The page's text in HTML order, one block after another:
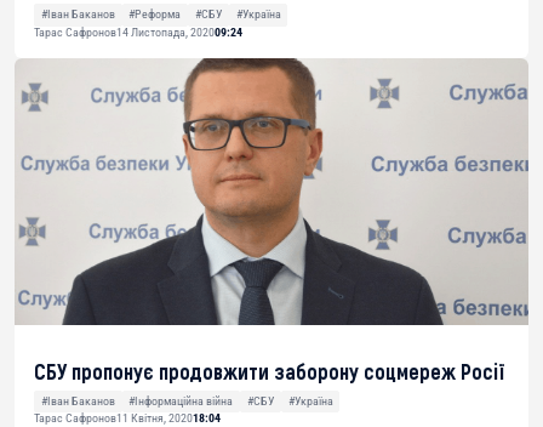
#Іван Баканов #Реформа #СБУ
#Україна
Тарас Сафронов14 Листопада, 202009:24
СБУ пропонує продовжити заборону соцмереж Росії
#Іван Баканов #Інформаційна війна #СБУ
#Україна
Тарас Сафронов11 Квітня, 202018:04